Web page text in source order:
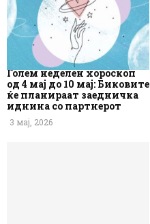
Голем неделен хороскоп
од 4 мај до 10 мај: Биковите
ќе планираат заедничка
иднина со партнерот
3 мај, 2026